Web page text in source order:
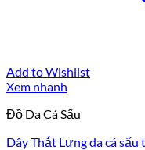
Add to Wishlist
Xem nhanh
Đồ Da Cá Sấu
Dây Thắt Lưng da cá